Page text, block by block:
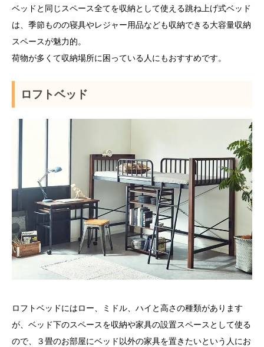
ベッドと同じスペース全てを収納として使える跳ね上げ式ベッド
は、季節ものの寝具やレジャー用品なども収納できる大容量収納
スペースが魅力的。
荷物が多くて収納場所に困っている人にもおすすめです。
ロフトベッド
ロフトベッドにはロー、ミドル、ハイと高さの種類があります
が、ベッド下のスペースを収納や家具の設置スペースとして使る
ので、３畳のお部屋にベッド以外の家具を置きたいという人にお